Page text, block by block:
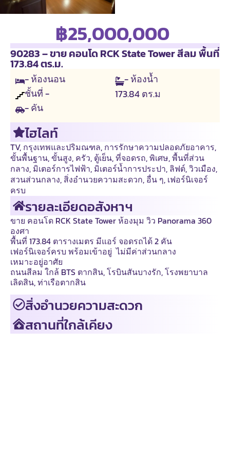
฿25,000,000
90283 – ขาย คอนโด RCK State Tower สีลม พื้นที่
173.84 ตร.ม.
- ห้องนอน
- ห้องน้ำ
ชั้นที่ -
173.84ตร.ม
- คัน
ไฮไลท์
TV, กรุงเทพและปริมณฑล, การรักษาความปลอดภัยอาคาร,
ขั้นพื้นฐาน,ขั้นสูง, ครัว, ตู้เย็น,ที่จอดรถ,พิเศษ,พื้นที่ส่วน
กลาง, มิเตอร์การไฟฟ้า, มิเตอร์น้ำการประปา, ลิฟต์,วิวเมือง,
สวนส่วนกลาง, สิ่งอำนวยความสะดวก, อื่น ๆ, เฟอร์นิเจอร์
ครบ
รายละเอียดอสังหาฯ
ขาย คอนโด RCK State Tower ห้องมุม วิว Panorama 360
องศา
พื้นที่ 173.84 ตารางเมตร มีแอร์ จอดรถได้ 2 คัน
เฟอร์นิเจอร์ครบ พร้อมเข้าอยู่ ไม่มีค่าส่วนกลาง
เหมาะอยู่อาศัย
ถนนสีลม ใกล้ BTS ตากสิน, โรบินสันบางรัก, โรงพยาบาล
เลิดสิน, ท่าเรือตากสิน
สิ่งอำนวยความสะดวก
สถานที่ใกล้เคียง